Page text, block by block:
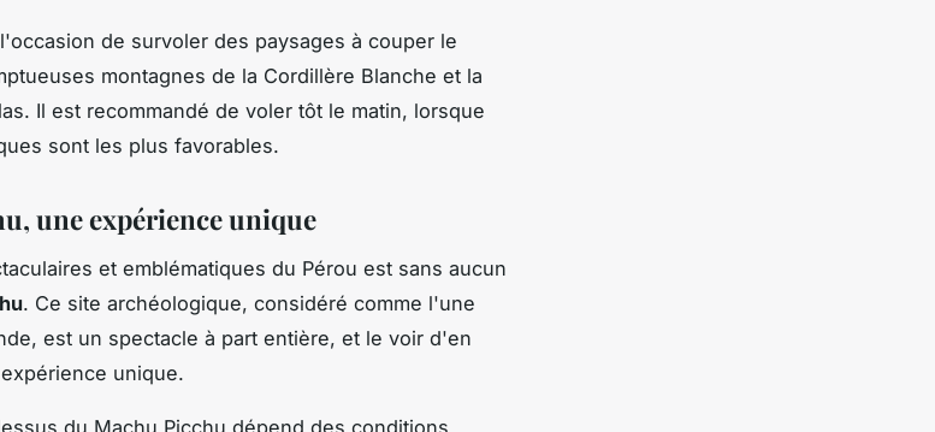
de survoler des paysages à couper le
montagnes de la Cordillère Blanche et la
Il est recommandé de voler tôt le matin, lorsque
sont les plus favorables.
une expérience unique
et emblématiques du Pérou est sans aucun
. Ce site archéologique, considéré comme l'une
est un spectacle à part entière, et le voir d'en
unique.
du Machu Picchu dépend des conditions